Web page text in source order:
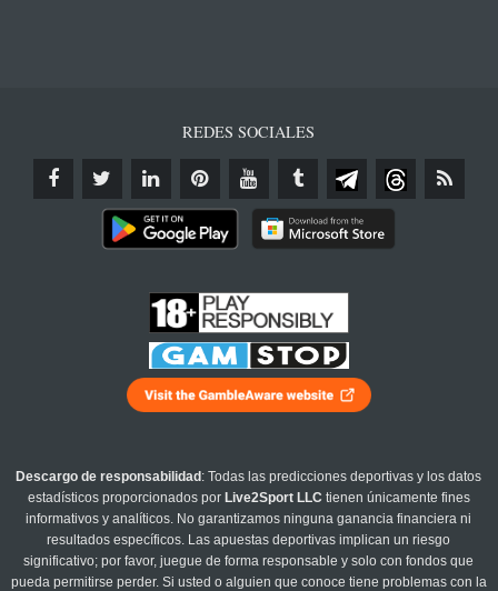
REDES SOCIALES
Descargo de responsabilidad : Todas las predicciones deportivas y los datos
estadísticos proporcionados por Live2Sport LLC tienen únicamente fines
informativos y analíticos. No garantizamos ninguna ganancia financiera ni
resultados específicos. Las apuestas deportivas implican un riesgo
significativo; por favor, juegue de forma responsable y solo con fondos que
pueda permitirse perder. Si usted o alguien que conoce tiene problemas con la